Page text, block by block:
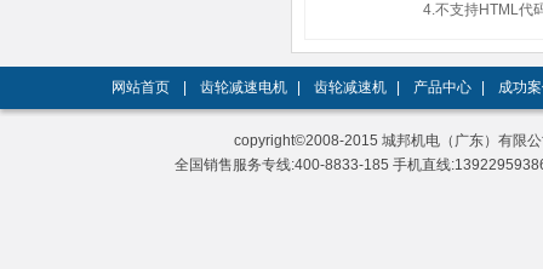
4.不支持HTML代
网站首页 齿轮减速电机 齿轮减速机 产品中心 成功
copyright©2008-2015 城邦机电（广东）有限
全国销售服务专线:400-8833-185 手机直线